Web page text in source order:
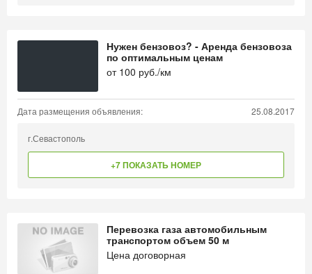
Нужен бензовоз? - Аренда бензовоза
по оптимальным ценам
от 100 руб./км
Дата размещения объявления: 25.08.2017
г.Севастополь
+7 ПОКАЗАТЬ НОМЕР
Перевозка газа автомобильным
транспортом объем 50 м
Цена договорная